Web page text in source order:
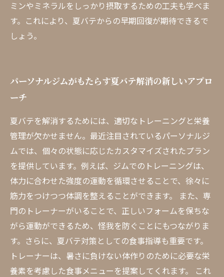
ミンやミネラルをしっかり摂取するための工夫も学べま
す。これにより、夏バテからの早期回復が期待できるで
しょう。
パーソナルジムがもたらす夏バテ解消の新しいアプロ
ーチ
夏バテを解消するためには、適切なトレーニングと栄養
管理が欠かせません。最近注目されているパーソナルジ
ムでは、個々の状態に応じたカスタマイズされたプラン
を提供しています。例えば、ジムでのトレーニングは、
体力に合わせた強度の運動を循環させることで、徐々に
筋力をつけつつ体調を整えることができます。 また、専
門のトレーナーがいることで、正しいフォームを保ちな
がら運動ができるため、怪我を防ぐことにもつながりま
す。さらに、夏バテ対策としての食事指導も重要です。
トレーナーは、暑さに負けない体作りのために必要な栄
養素を考慮した食事メニューを提案してくれます。 これ